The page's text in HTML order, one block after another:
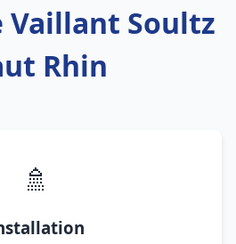
Soultz
Rhin
🚿